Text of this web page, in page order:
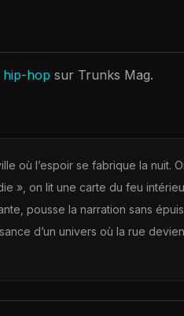
hip-hop sur Trunks Mag.
où l’espoir se fabrique la nuit.
», on lit une carte du feu
pousse la narration sans
d’un univers où la rue